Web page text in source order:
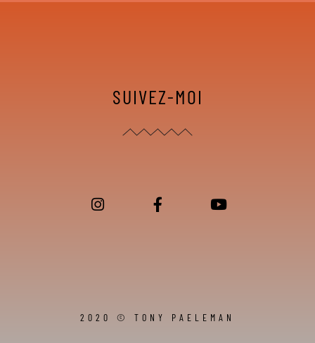
SUIVEZ-MOI
2020 © TONY PAELEMAN